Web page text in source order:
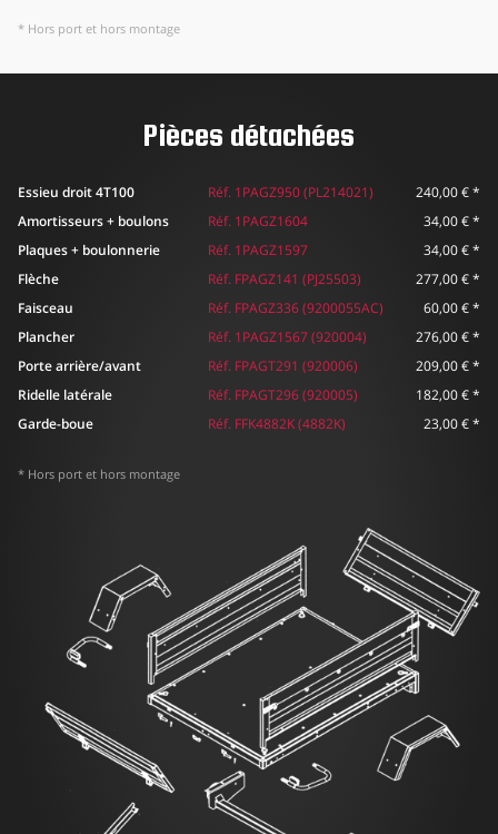
* Hors port et hors montage
Pièces détachées
Essieu droit 4T100 Réf. 1PAGZ950 (PL214021) 240,00 €*
Amortisseurs + boulons
Réf. 1PAGZ1604 34,00 €*
Plaques + boulonnerie
Réf. 1PAGZ1597 34,00 €*
Flèche
Réf. FPAGZ141 (PJ25503) 277,00 €*
Faisceau
Réf. FPAGZ336 (9200055AC) 60,00 €*
Plancher
Réf. 1PAGZ1567 (920004) 276,00 €*
Porte arrière/avant
Réf. FPAGT291 (920006) 209,00 €*
Ridelle latérale
Réf. FPAGT296 (920005) 182,00 €*
Garde-boue
Réf. FFK4882K (4882K) 23,00 €*
* Hors port et hors montage